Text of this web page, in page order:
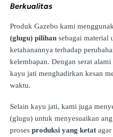
Berkualitas
Produk Gazebo kami
(glugu) pilihan sebagai material
ketahanannya terhadap
kelembapan. Dengan serat
kayu jati menghadirkan kesan
waktu.
Selain kayu jati, kami juga
(glugu) untuk menyesuaikan
proses produksi yang ketat